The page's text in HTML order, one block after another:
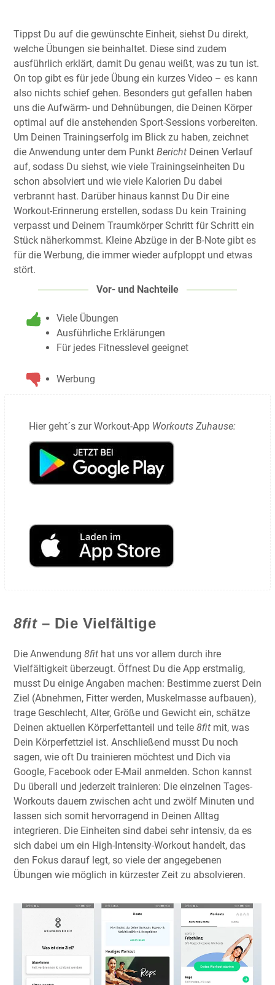
Tippst Du auf die gewünschte Einheit, siehst Du direkt,
welche Übungen sie beinhaltet. Diese sind zudem
ausführlich erklärt, damit Du genau weißt, was zu tun ist.
On top gibt es für jede Übung ein kurzes Video – es kann
also nichts schief gehen. Besonders gut gefallen haben
uns die Aufwärm- und Dehnübungen, die Deinen Körper
optimal auf die anstehenden Sport-Sessions vorbereiten.
Um Deinen Trainingserfolg im Blick zu haben, zeichnet
die Anwendung unter dem Punkt Bericht Deinen Verlauf
auf, sodass Du siehst, wie viele Trainingseinheiten Du
schon absolviert und wie viele Kalorien Du dabei
verbrannt hast. Darüber hinaus kannst Du Dir eine
Workout-Erinnerung erstellen, sodass Du kein Training
verpasst und Deinem Traumkörper Schritt für Schritt ein
Stück näherkommst. Kleine Abzüge in der B-Note gibt es
für die Werbung, die immer wieder aufploppt und etwas
stört.
Vor- und Nachteile
Viele Übungen
Ausführliche Erklärungen
Für jedes Fitnesslevel geeignet
Werbung
Hier geht´s zur Workout-App Workouts Zuhause:
8fit– Die Vielfältige
Die Anwendung 8fit hat uns vor allem durch ihre
Vielfältigkeit überzeugt. Öffnest Du die App erstmalig,
musst Du einige Angaben machen: Bestimme zuerst Dein
Ziel (Abnehmen, Fitter werden, Muskelmasse aufbauen),
trage Geschlecht, Alter, Größe und Gewicht ein, schätze
Deinen aktuellen Körperfettanteil und teile 8fit mit, was
Dein Körperfettziel ist. Anschließend musst Du noch
sagen, wie oft Du trainieren möchtest und Dich via
Google, Facebook oder E-Mail anmelden. Schon kannst
Du überall und jederzeit trainieren: Die einzelnen Tages-
Workouts dauern zwischen acht und zwölf Minuten und
lassen sich somit hervorragend in Deinen Alltag
integrieren. Die Einheiten sind dabei sehr intensiv, da es
sich dabei um ein High-Intensity-Workout handelt, das
den Fokus darauf legt, so viele der angegebenen
Übungen wie möglich in kürzester Zeit zu absolvieren.